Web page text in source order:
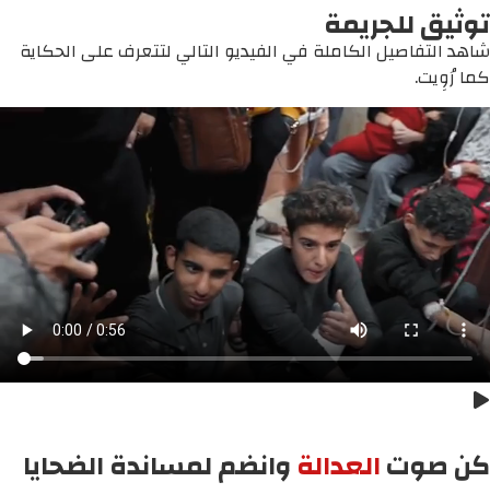
توثيق للجريمة
شاهد التفاصيل الكاملة في الفيديو التالي لتتعرف على الحكاية
كما رُوِيت.
كن صوتالعدالةوانضم لمساندة الضحايا